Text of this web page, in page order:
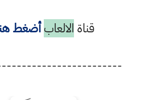
قناة الالعاب أضغط